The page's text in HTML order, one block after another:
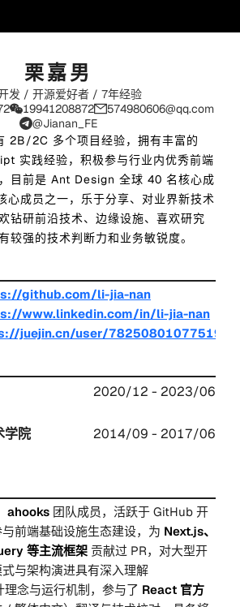
栗嘉男
发 / 开源爱好者 / 7年经验
19941208872
574980606@qq.com
@Jianan_FE
2B/2C 多个项目经验，拥有丰富的
实践经验，积极参与行业内优秀前端
目前是 Ant Design 全球 40 名核心成
心成员之一，乐于分享、对业界新技术
钻研前沿技术、边缘设施、喜欢研究
较强的技术判断力和业务敏锐度。
github.com/li-jia-nan
www.linkedin.com/in/li-jia-nan
juejin.cn/user/782508010775198/
2020/12 - 2023/06
学院 2014/09 - 2017/06
ahooks 团队成员，活跃于 GitHub 开
前端基础设施生态建设，为 Next.js、
等主流框架 贡献过 PR，对大型开
与架构演进具有深入理解
念与运行机制，参与了 React 官方